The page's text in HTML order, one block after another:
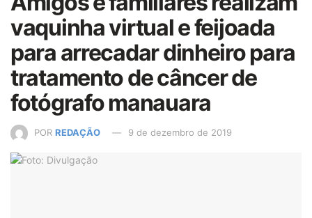
vaquinha virtual e feijoada
para arrecadar dinheiro para
tratamento de câncer de
fotógrafo manauara
POR REDAÇÃO 9 de dezembro de 2019